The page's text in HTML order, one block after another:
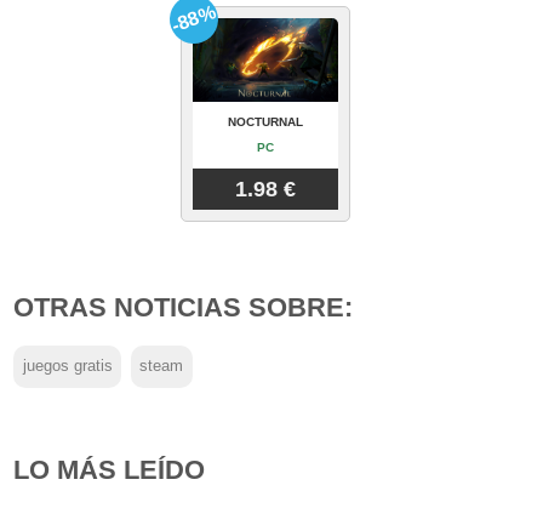
NOCTURNAL
PC
1.98 €
-88%
OTRAS NOTICIAS SOBRE:
juegos gratis steam
LO MÁS LEÍDO